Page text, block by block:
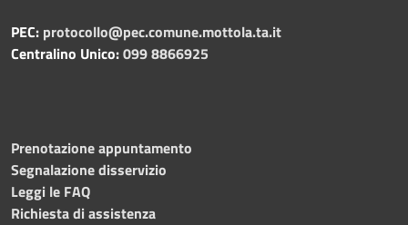
PEC: protocollo@pec.comune.mottola.ta.it
Centralino Unico:099 8866925
Prenotazione appuntamento
Segnalazione disservizio
Leggi le FAQ
Richiesta di assistenza